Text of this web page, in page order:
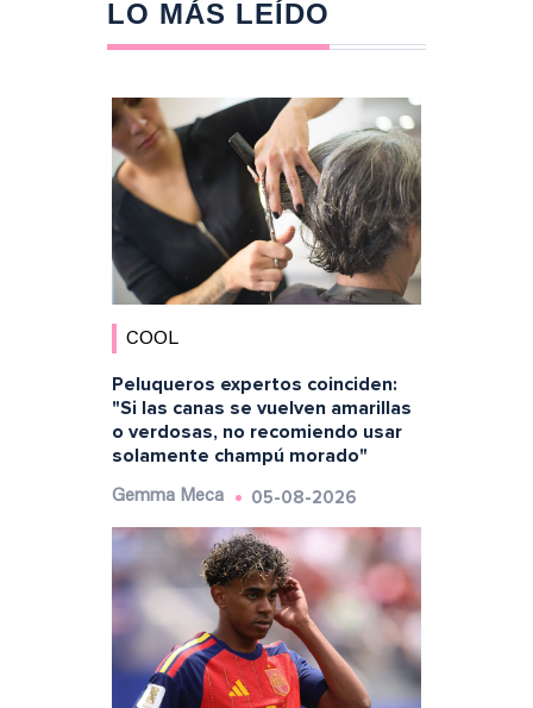
LO MÁS LEÍDO
COOL
Peluqueros expertos coinciden:
"Si las canas se vuelven amarillas
o verdosas, no recomiendo usar
solamente champú morado"
Gemma Meca 05-08-2026